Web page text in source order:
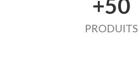
+50
PRODUITS